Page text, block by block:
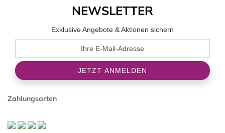
NEWSLETTER
Exklusive Angebote & Aktionen sichern
Zahlungsarten